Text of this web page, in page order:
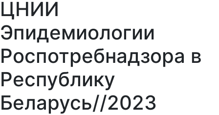
ЦНИИ
Эпидемиологии
Роспотребнадзора в
Республику
Беларусь//2023